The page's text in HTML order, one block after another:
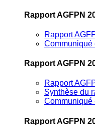
Rapport AGFPN
Rapport
Communiqué
Rapport AGFPN
Rapport
Synthèse du
Communiqué
Rapport AGFPN